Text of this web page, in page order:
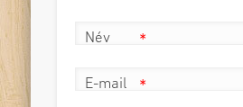
Név *
E-mail *